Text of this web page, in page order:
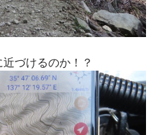
づけるのか！？